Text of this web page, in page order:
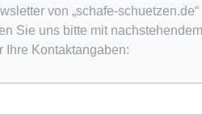
von „schafe-schuetzen.de“
Sie uns bitte mit nachstehendem
Ihre Kontaktangaben: